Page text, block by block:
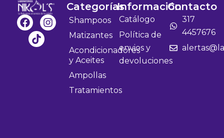
F
a
c
I
n
T
i
k
t
Categorías
Shampoos
Matizantes
Acondicionadores
y Aceites
Ampollas
Tratamientos
Información
Catálogo
Política de
envios y
devoluciones
Contacto
317
4457676